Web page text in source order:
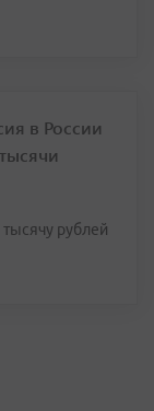
в России
рублей